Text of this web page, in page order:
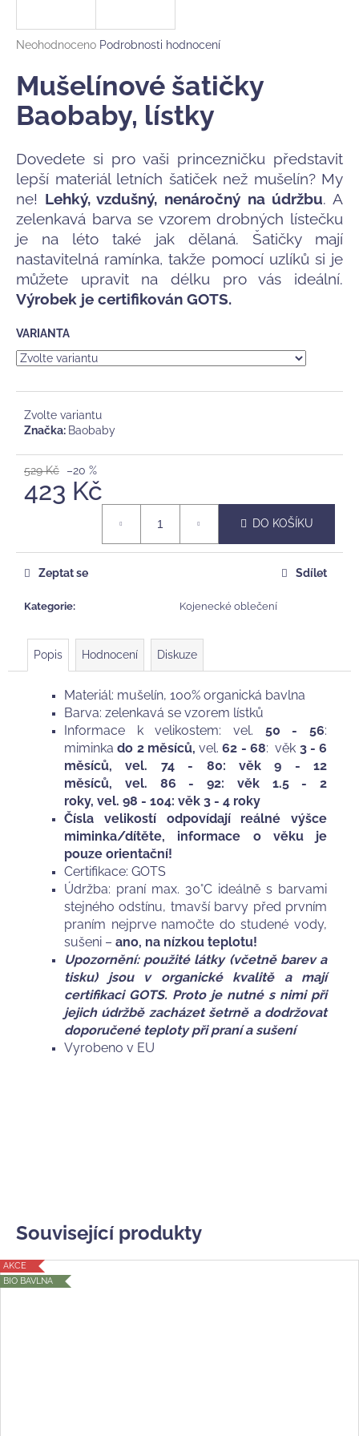
Průměrné
produktu
je
0,0
hvězdiček.
Neohodnoceno Podrobnosti hodnocení
Mušelínové šatičky
Baobaby, lístky
Dovedete si pro vaši princezničku představit
lepší materiál letních šatiček než mušelín? My
ne! Lehký, vzdušný, nenáročný na údržbu. A
zelenkavá barva se vzorem drobných lístečku
je na léto také jak dělaná. Šatičky mají
nastavitelná ramínka, takže pomocí uzlíků si je
můžete upravit na délku pro vás ideální.
Výrobek je certifikován GOTS.
VARIANTA
Zvolte variantu
Značka: Baobaby
529 Kč –20 %
423 Kč
DO KOŠÍKU
Kategorie: Kojenecké oblečení
Zeptat se Sdílet
Popis Hodnocení Diskuze
Materiál: mušelín, 100% organická bavlna
Barva: zelenkavá se vzorem lístků
Informace k velikostem: vel. 50 - 56:
miminkado 2 měsíců, vel.62 - 68: věk 3 - 6
měsíců, vel. 74 - 80: věk 9 - 12
měsíců, vel. 86 - 92: věk 1.5 - 2
roky, vel. 98 - 104: věk 3 - 4 roky
Čísla velikostí odpovídají reálné výšce
miminka/dítěte, informace o věku je
pouze orientační!
Certifikace: GOTS
Údržba: praní max. 30°C ideálně s barvami
stejného odstínu, tmavší barvy před prvním
praním nejprve namočte do studené vody,
sušeni – ano, na nízkou teplotu!
Upozornění: použité látky (včetně barev a
tisku) jsou v organické kvalitě a mají
certifikaci GOTS. Proto je nutné s nimi při
jejich údržbě zacházet šetrně a dodržovat
doporučené teploty při praní a sušení
Vyrobeno v EU
Související produkty
AKCE
BIO BAVLNA
j
t
?
HLEDAT
D
o
p
o
r
u
č
j
e
m
e
MUŠELÍNOVÁ
Kč
269
Kč